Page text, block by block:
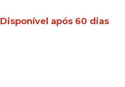
Disponível após 60 dias